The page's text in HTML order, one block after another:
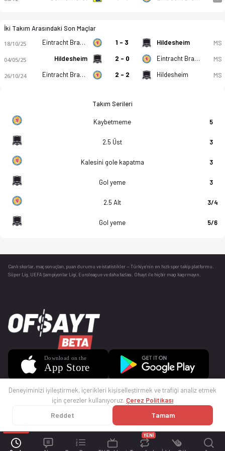
YENİ
İki Takım Arasındaki Son Maçlar
18/10/25 Eintracht Braunschweig (A) 1 - 3 Hildesheim MS
04/05/25 Hildesheim 2 - 0 Eintracht Braunschweig (A) MS
26/10/24 Eintracht Braunschweig (A) 2 - 2 Hildesheim MS
Takım Serileri
Kaybetmeme 5
2.5 Üst 3
Kalesini gole kapatma 3
Gol yeme 3
2.5 Alt 3/4
Gol yeme 5/6
Canlı skorlar , maç sonuçları, puan durumu ve istatistikler — Türkiye’nin en hızlı spor takip platformu.
Süper Lig, UEFA Şampiyonlar Ligi, Euroleague ve daha fazlası. Ofsayt ile hiçbir maçı kaçırmayın.
© 2025 Ofsayt
Deneyiminizi iyileştirmek, içerikleri kişiselleştirmek ve trafiği analiz etmek
için çerezler kullanıyoruz. Çerez Politikası
Reddet Tamam